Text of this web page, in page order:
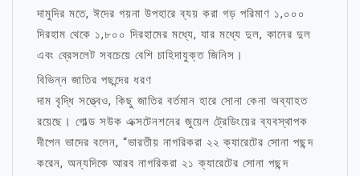
দামুদির মতে, ঈদের গয়না উপহারে ব্যয় করা গড় পরিমাণ ১,০০০
দিরহাম থেকে ১,৮০০ দিরহামের মধ্যে, যার মধ্যে দুল, কানের দুল
এবং ব্রেসলেট সবচেয়ে বেশি চাহিদাযুক্ত জিনিস।
বিভিন্ন জাতির পছন্দের ধরণ
দাম বৃদ্ধি সত্ত্বেও, কিছু জাতির বর্তমান হারে সোনা কেনা অব্যাহত
রয়েছে। গোল্ড সউক এক্সটেনশনের জুয়েল ট্রেডিংয়ের ব্যবস্থাপক
দীপেন ভাদের বলেন, “ভারতীয় নাগরিকরা ২২ ক্যারেটের সোনা পছন্দ
করেন, অন্যদিকে আরব নাগরিকরা ২১ ক্যারেটের সোনা পছন্দ